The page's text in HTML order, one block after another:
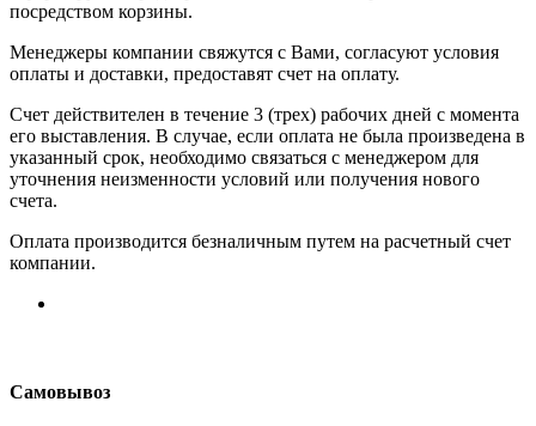
посредством корзины.
Менеджеры компании свяжутся с Вами, согласуют условия
оплаты и доставки, предоставят счет на оплату.
Счет действителен в течение 3 (трех) рабочих дней с момента
его выставления. В случае, если оплата не была произведена в
указанный срок, необходимо связаться с менеджером для
уточнения неизменности условий или получения нового
счета.
Оплата производится безналичным путем на расчетный счет
компании.
Самовывоз